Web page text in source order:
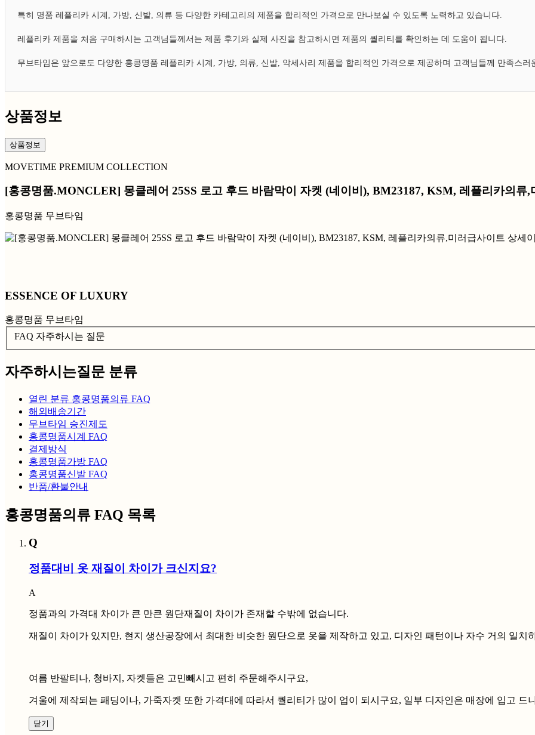
특히 명품 레플리카 시계, 가방, 신발, 의류 등 다양한 카테고리의 제품을 합리적인 가격으로 만나보실 수 있도록 노력하고 있습니다.
레플리카 제품을 처음 구매하시는 고객님들께서는 제품 후기와 실제 사진을 참고하시면 제품의 퀄리티를 확인하는 데 도움이 됩니다.
무브타임은 앞으로도 다양한 홍콩명품 레플리카 시계, 가방, 의류, 신발, 악세사리 제품을 합리적인 가격으로 제공하며 고객님들께 만족스러
상품정보
상품정보
MOVETIME PREMIUM COLLECTION
[홍콩명품.MONCLER] 몽클레어 25SS 로고 후드 바람막이 자켓 (네이비), BM23187, KSM, 레플리카의류,
홍콩명품 무브타임
ESSENCE OF LUXURY
홍콩명품 무브타임
FAQ 자주하시는 질문
자주하시는질문 분류
열린 분류 홍콩명품의류 FAQ
해외배송기간
무브타임 승진제도
홍콩명품시계 FAQ
결제방식
홍콩명품가방 FAQ
홍콩명품신발 FAQ
반품/환불안내
홍콩명품의류 FAQ 목록
Q
정품대비 옷 재질이 차이가 크신지요?
A
정품과의 가격대 차이가 큰 만큰 원단재질이 차이가 존재할 수밖에 없습니다.
재질이 차이가 있지만, 현지 생산공장에서 최대한 비슷한 원단으로 옷을 제작하고 있고, 디자인 패턴이나 자수 거의 일치
여름 반팔티나, 청바지, 자켓들은 고민빼시고 편히 주문해주시구요,
겨울에 제작되는 패딩이나, 가죽자켓 또한 가격대에 따라서 퀄리티가 많이 업이 되시구요, 일부 디자인은 매장에 입고 드
닫기